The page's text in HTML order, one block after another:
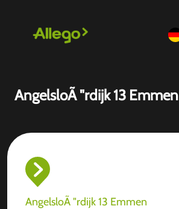
AngelsloÃ "rdijk 13 Emmen
AngelsloÃ "rdijk 13 Emmen